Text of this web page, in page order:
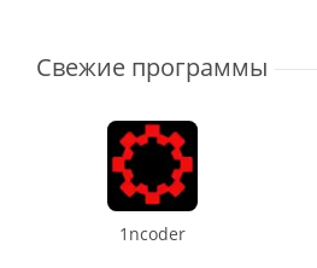
Свежие программы
1ncoder